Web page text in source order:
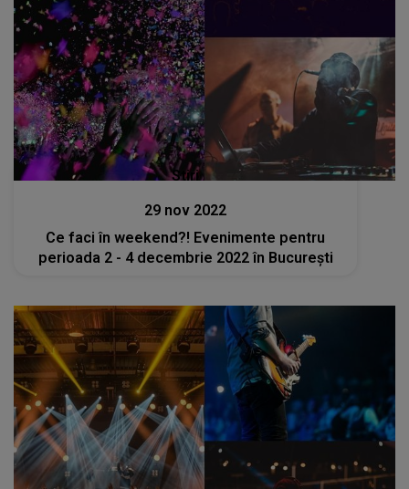
Stiri
29 nov 2022
Ce faci în weekend?! Evenimente pentru
perioada 2 - 4 decembrie 2022 în București